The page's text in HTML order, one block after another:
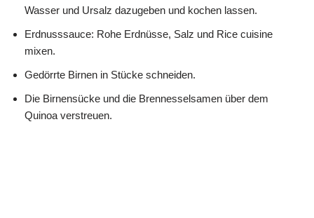
Wasser und Ursalz dazugeben und kochen lassen.
Erdnusssauce: Rohe Erdnüsse, Salz und Rice cuisine
mixen.
Gedörrte Birnen in Stücke schneiden.
Die Birnensücke und die Brennesselsamen über dem
Quinoa verstreuen.